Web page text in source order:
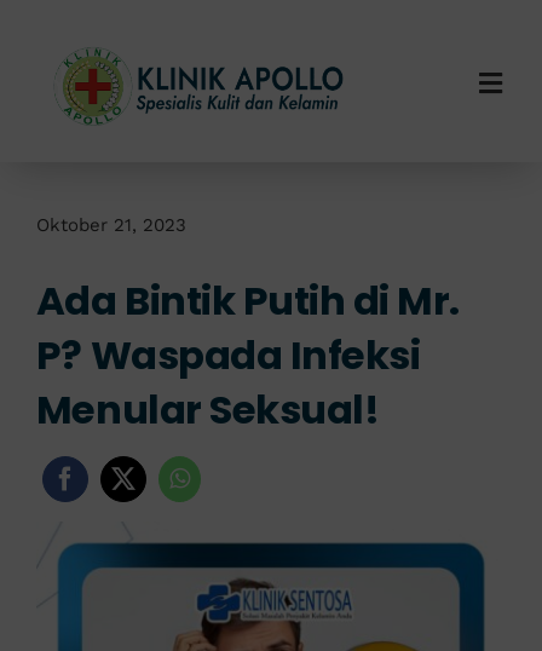
content
Layanan Kami
Info Klinik
Oktober 21, 2023
Ada Bintik Putih di Mr.
P? Waspada Infeksi
Menular Seksual!